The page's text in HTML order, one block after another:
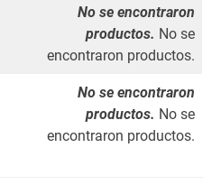
No se encontraron
productos. No se
encontraron productos.
No se encontraron
productos. No se
encontraron productos.